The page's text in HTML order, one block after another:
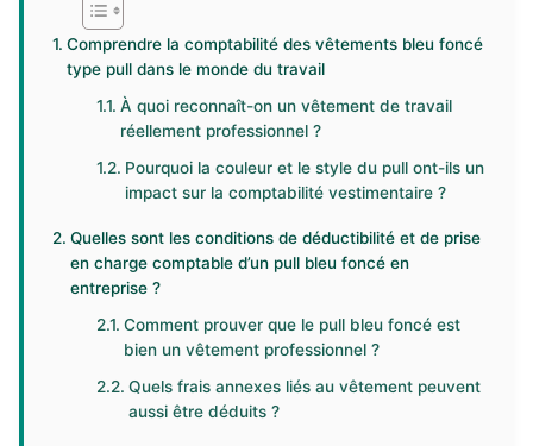
Comprendre la comptabilité des vêtements bleu foncé
type pull dans le monde du travail
À quoi reconnaît-on un vêtement de travail
réellement professionnel ?
Pourquoi la couleur et le style du pull ont-ils un
impact sur la comptabilité vestimentaire ?
Quelles sont les conditions de déductibilité et de prise
en charge comptable d’un pull bleu foncé en
entreprise ?
Comment prouver que le pull bleu foncé est
bien un vêtement professionnel ?
Quels frais annexes liés au vêtement peuvent
aussi être déduits ?